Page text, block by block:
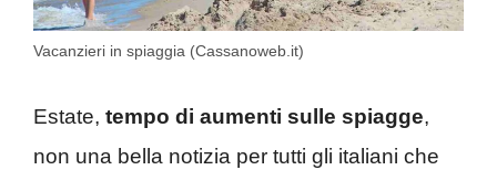
Vacanzieri in spiaggia (Cassanoweb.it)
Estate, tempo di aumenti sulle spiagge,
non una bella notizia per tutti gli italiani che